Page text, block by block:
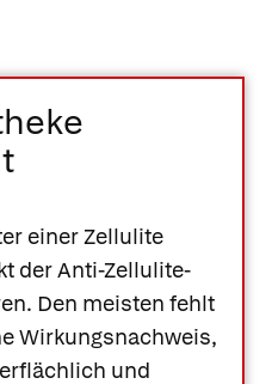
einer Zellulite
der Anti-Zellulite-
Den meisten fehlt
Wirkungsnachweis,
und